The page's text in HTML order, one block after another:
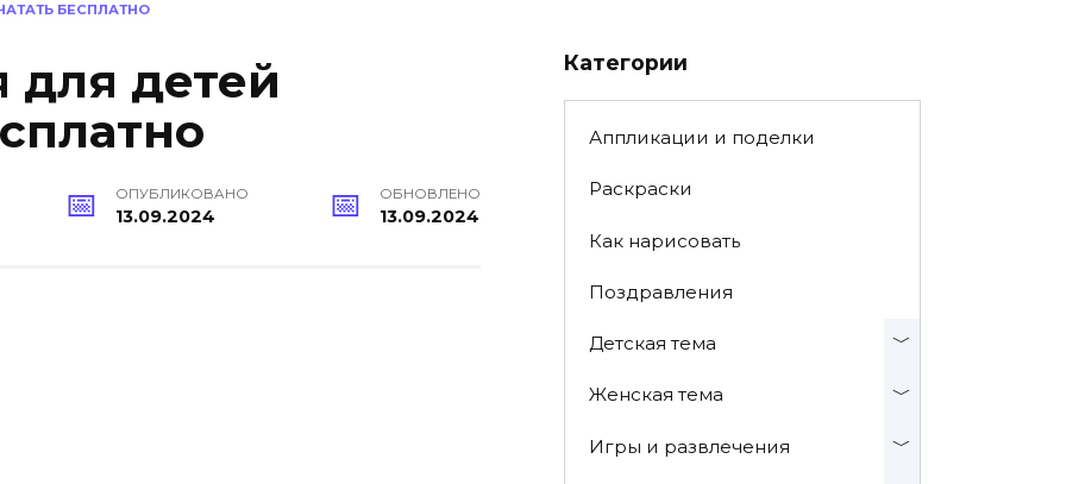
БЕСПЛАТНО
для детей
ОПУБЛИКОВАНО
13.09.2024
ОБНОВЛЕНО
13.09.2024
Категории
Аппликации и поделки
Раскраски
Как нарисовать
Поздравления
Детская тема
Женская тема
Игры и развлечения